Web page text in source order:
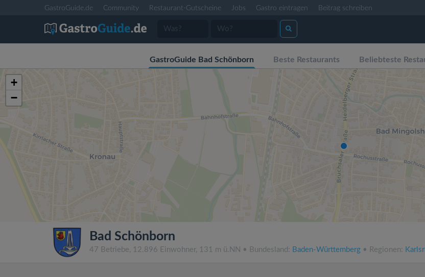
GastroGuide.de Community Restaurant-Gutscheine Jobs Gastro eintragen Beitrag schreiben
GastroGuide Bad Schönborn Beste Restaurants Beliebteste
+
−
Bad Schönborn
47 Betriebe, 12.896 Einwohner, 131 m ü.NN • Bundesland: Baden-Württemberg • Regionen: